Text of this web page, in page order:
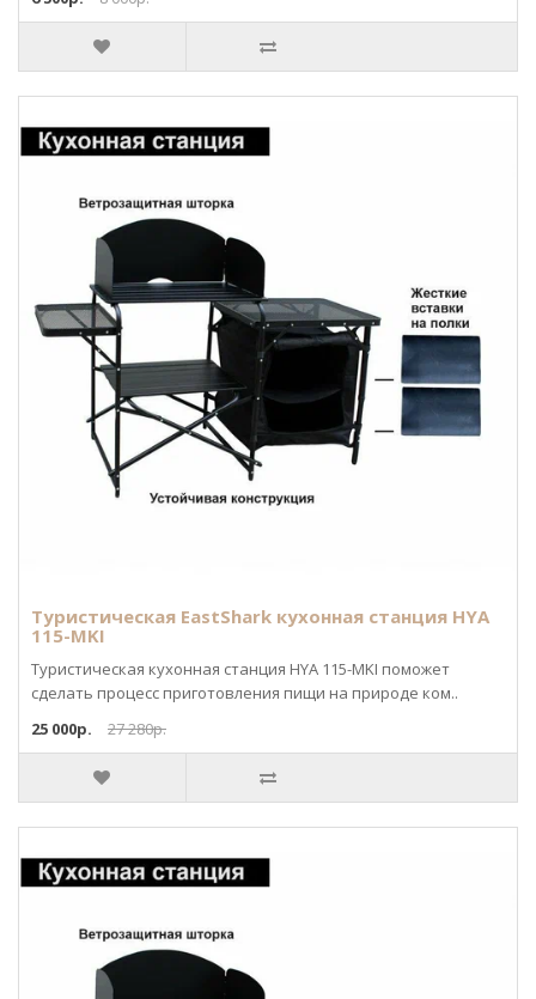
Туристическая EastShark кухонная станция HYA
115-MKI
Туристическая кухонная станция HYA 115-MKI поможет
сделать процесс приготовления пищи на природе ком..
25 000р.
27 280р.